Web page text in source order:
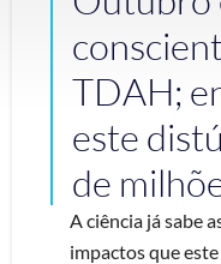
TDAH;
este
de
A ciência já sabe
impactos que